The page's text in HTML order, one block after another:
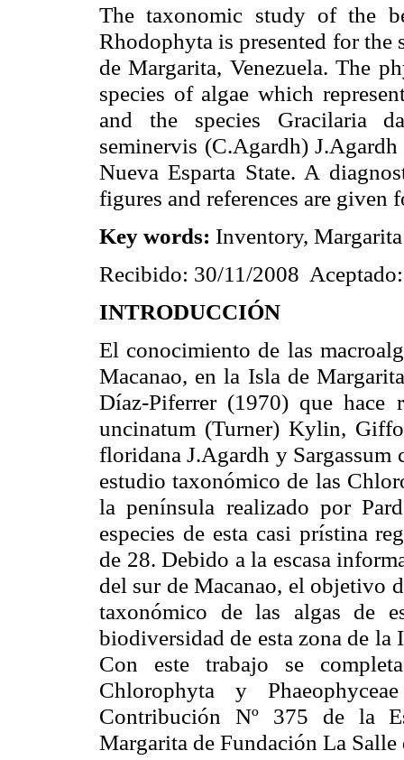
The taxonomic study of the
Rhodophyta is presented for
de Margarita, Venezuela. The
species of algae which
and the species Gracilaria
seminervis (C.Agardh)
Nueva Esparta State. A
figures and references are given
Key words: Inventory, Margarita
Recibido: 30/11/2008
INTRODUCCIÓN
El conocimiento de las
Macanao, enla Isla de
Díaz-Piferrer (1970) que hace
uncinatum (Turner) Kylin,
floridana J.Agardh y Sargassum
estudio taxonómico de las
la península realizado por
especies de esta casi prístina
de 28. Debido a la escasa
del sur de Macanao, el objetivo
taxonómico de las algas de
biodiversidad de esta zona de la
Con este trabajo se
Chlorophyta y
Contribución Nº 375 de la
Margarita de Fundación La Salle